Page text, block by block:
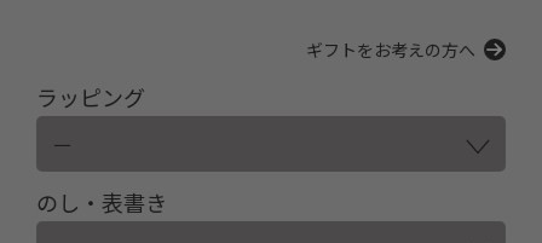
ギフトをお考えの方へ
ラッピング
のし・表書き